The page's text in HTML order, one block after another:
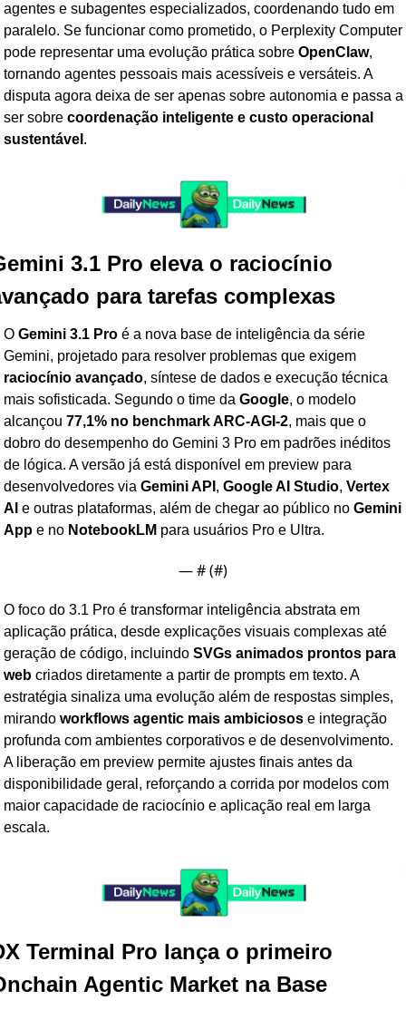
agentes e subagentes especializados, coordenando tudo em
paralelo. Se funcionar como prometido, o Perplexity Computer
pode representar uma evolução prática sobre OpenClaw,
tornando agentes pessoais mais acessíveis e versáteis. A
disputa agora deixa de ser apenas sobre autonomia e passa a
ser sobre coordenação inteligente e custo operacional
sustentável .
3.1 Pro eleva o raciocínio
para tarefas complexas
O Gemini 3.1 Pro é a nova base de inteligência da série
Gemini, projetado para resolver problemas que exigem
raciocínio avançado, síntese de dados e execução técnica
mais sofisticada. Segundo o time da Google, o modelo
alcançou 77,1% no benchmark ARC-AGI-2, mais que o
dobro do desempenho do Gemini 3 Pro em padrões inéditos
de lógica. A versão já está disponível em preview para
desenvolvedores via Gemini API , Google AI Studio, Vertex
AI e outras plataformas, além de chegar ao público no Gemini
App e no NotebookLM para usuários Pro e Ultra.
— # (#)
O foco do 3.1 Pro é transformar inteligência abstrata em
aplicação prática, desde explicações visuais complexas até
geração de código, incluindo SVGs animados prontos para
web criados diretamente a partir de prompts em texto. A
estratégia sinaliza uma evolução além de respostas simples,
mirando workflows agentic mais ambiciosos e integração
profunda com ambientes corporativos e de desenvolvimento.
A liberação em preview permite ajustes finais antes da
disponibilidade geral, reforçando a corrida por modelos com
maior capacidade de raciocínio e aplicação real em larga
escala.
Terminal Pro lança o primeiro
Agentic Market na Base